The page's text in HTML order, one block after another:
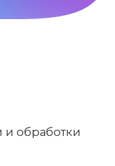
обработки